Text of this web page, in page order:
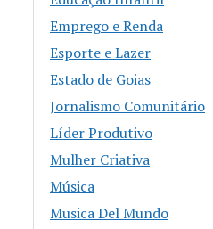
Emprego e Renda
Esporte e Lazer
Estado de Goias
Jornalismo Comunitário
Líder Produtivo
Mulher Criativa
Música
Musica Del Mundo